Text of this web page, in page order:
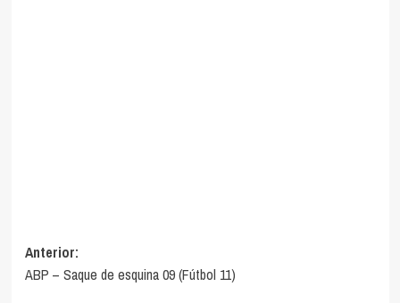
Navegación
de
Anterior:
ABP – Saque de esquina 09 (Fútbol 11)